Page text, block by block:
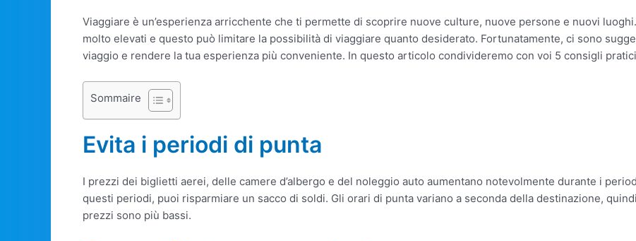
Viaggiare è un’esperienza arricchente che ti permette di scoprire nuove culture, nuove persone e nuovi
molto elevati e questo può limitare la possibilità di viaggiare quanto desiderato. Fortunatamente, ci sono
viaggio e rendere la tua esperienza più conveniente. In questo articolo condivideremo con voi 5 consigli
Sommaire
Evita i periodi di punta
I prezzi dei biglietti aerei, delle camere d’albergo e del noleggio auto aumentano notevolmente durante i
questi periodi, puoi risparmiare un sacco di soldi. Gli orari di punta variano a seconda della destinazione,
prezzi sono più bassi.